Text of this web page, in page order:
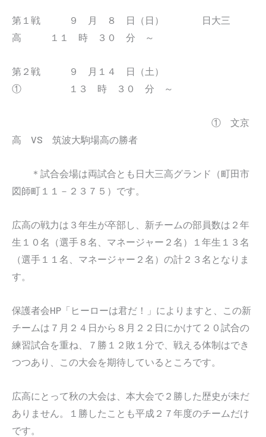
第１戦 ９ 月 ８ 日（日） 日大三
高 １１ 時 ３０ 分 ～
第２戦 ９ 月１４ 日（土）
① １３ 時 ３０ 分 ～
① 文京
高 VS 筑波大駒場高の勝者
＊試合会場は両試合とも日大三高グランド（町田市
図師町１１－２３７５）です。
広高の戦力は３年生が卒部し、新チームの部員数は２年
生１０名（選手８名、マネージャー２名）１年生１３名
（選手１１名、マネージャー２名）の計２３名となりま
す。
保護者会HP「ヒーローは君だ！」によりますと、この新
チームは７月２４日から８月２２日にかけて２０試合の
練習試合を重ね、７勝１２敗１分で、戦える体制はでき
つつあり、この大会を期待しているところです。
広高にとって秋の大会は、本大会で２勝した歴史が未だ
ありません。１勝したことも平成２７年度のチームだけ
です。